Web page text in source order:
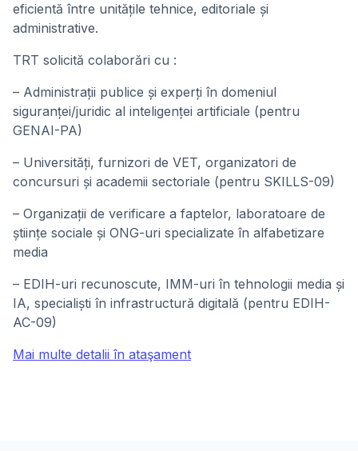
eficientă între unitățile tehnice, editoriale și
administrative.
TRT solicită colaborări cu :
– Administrații publice și experți în domeniul
siguranței/juridic al inteligenței artificiale (pentru
GENAI-PA)
– Universități, furnizori de VET, organizatori de
concursuri și academii sectoriale (pentru SKILLS-09)
– Organizații de verificare a faptelor, laboratoare de
științe sociale și ONG-uri specializate în alfabetizare
media
– EDIH-uri recunoscute, IMM-uri în tehnologii media și
IA, specialiști în infrastructură digitală (pentru EDIH-
AC-09)
Mai multe detalii în ataşament